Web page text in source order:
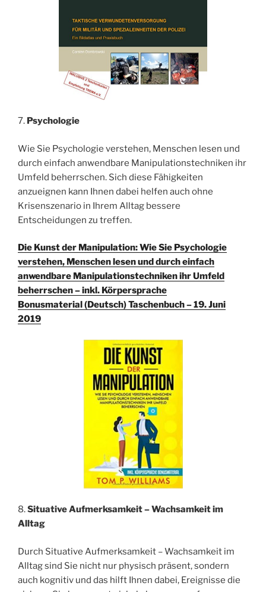
7. Psychologie
Wie Sie Psychologie verstehen, Menschen lesen und
durch einfach anwendbare Manipulationstechniken ihr
Umfeld beherrschen. Sich diese Fähigkeiten
anzueignen kann Ihnen dabei helfen auch ohne
Krisenszenario in Ihrem Alltag bessere
Entscheidungen zu treffen.
Die Kunst der Manipulation: Wie Sie Psychologie
verstehen, Menschen lesen und durch einfach
anwendbare Manipulationstechniken ihr Umfeld
beherrschen – inkl. Körpersprache
Bonusmaterial (Deutsch) Taschenbuch – 19. Juni
2019
8.Situative Aufmerksamkeit – Wachsamkeit im
Alltag
Durch Situative Aufmerksamkeit – Wachsamkeit im
Alltag sind Sie nicht nur physisch präsent, sondern
auch kognitiv und das hilft Ihnen dabei, Ereignisse die